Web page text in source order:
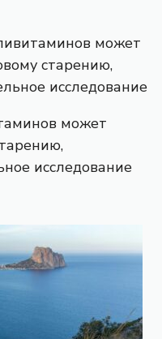
может
исследование